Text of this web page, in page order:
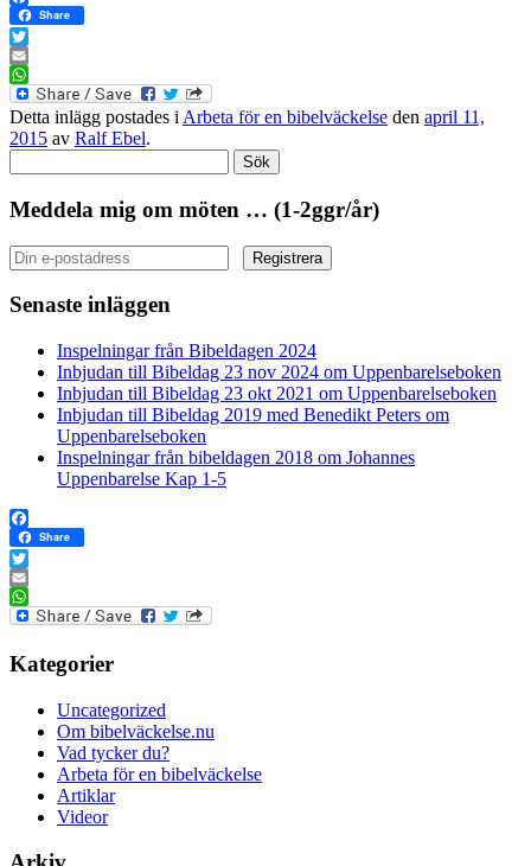
Facebook
Share
Twitter
Email
WhatsApp
Detta inlägg postades i Arbeta för en bibelväckelse den april 11,
2015 av Ralf Ebel.
efter:
Meddela mig om möten … (1-2ggr/år)
Senaste inläggen
Inspelningar från Bibeldagen 2024
Inbjudan till Bibeldag 23 nov 2024 om Uppenbarelseboken
Inbjudan till Bibeldag 23 okt 2021 om Uppenbarelseboken
Inbjudan till Bibeldag 2019 med Benedikt Peters om
Uppenbarelseboken
Inspelningar från bibeldagen 2018 om Johannes
Uppenbarelse Kap 1-5
Facebook
Share
Twitter
Email
WhatsApp
Kategorier
Uncategorized
Om bibelväckelse.nu
Vad tycker du?
Arbeta för en bibelväckelse
Artiklar
Videor